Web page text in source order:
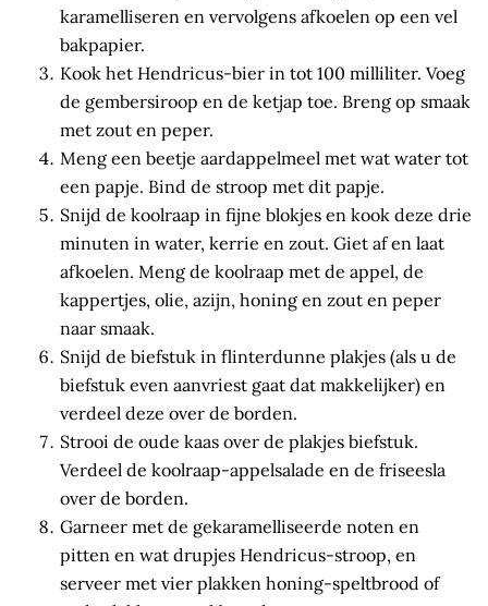
karamelliseren en vervolgens afkoelen op een vel
bakpapier.
Kook het Hendricus-bier in tot 100 milliliter. Voeg
de gembersiroop en de ketjap toe. Breng op smaak
met zout en peper.
Meng een beetje aardappelmeel met wat water tot
een papje. Bind de stroop met dit papje.
Snijd de koolraap in fijne blokjes en kook deze drie
minuten in water, kerrie en zout. Giet af en laat
afkoelen. Meng de koolraap met de appel, de
kappertjes, olie, azijn, honing en zout en peper
naar smaak.
Snijd de biefstuk in flinterdunne plakjes (als u de
biefstuk even aanvriest gaat dat makkelijker) en
verdeel deze over de borden.
Strooi de oude kaas over de plakjes biefstuk.
Verdeel de koolraap-appelsalade en de friseesla
over de borden.
Garneer met de gekaramelliseerde noten en
pitten en wat drupjes Hendricus-stroop, en
serveer met vier plakken honing-speltbrood of